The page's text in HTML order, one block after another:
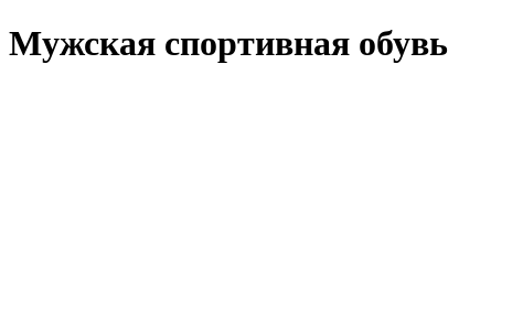
Мужская спортивная обувь